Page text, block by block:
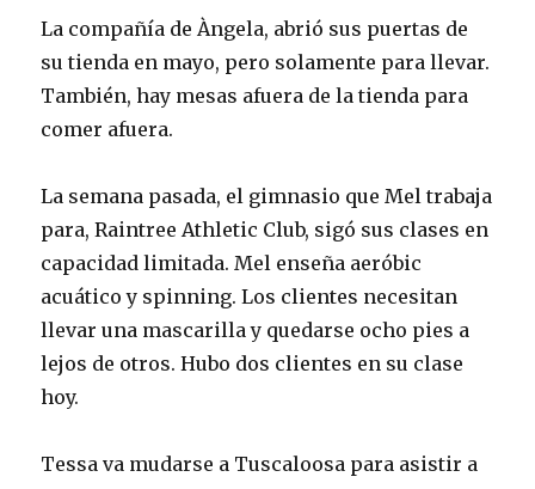
La compañía de Àngela, abrió sus puertas de
su tienda en mayo, pero solamente para llevar.
También, hay mesas afuera de la tienda para
comer afuera.
La semana pasada, el gimnasio que Mel trabaja
para, Raintree Athletic Club, sigó sus clases en
capacidad limitada. Mel enseña aeróbic
acuático y spinning. Los clientes necesitan
llevar una mascarilla y quedarse ocho pies a
lejos de otros. Hubo dos clientes en su clase
hoy.
Tessa va mudarse a Tuscaloosa para asistir a